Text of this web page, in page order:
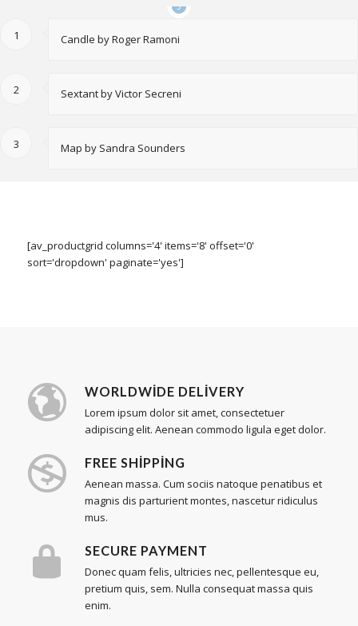
1
2
3
1 Candle by Roger Ramoni
2 Sextant by Victor Secreni
3 Map by Sandra Sounders
[av_productgrid columns='4' items='8' offset='0'
sort='dropdown' paginate='yes']
WORLDWIDE DELIVERY
Lorem ipsum dolor sit amet, consectetuer
adipiscing elit. Aenean commodo ligula eget dolor.
FREE SHIPPING
Aenean massa. Cum sociis natoque penatibus et
magnis dis parturient montes, nascetur ridiculus
mus.
SECURE PAYMENT
Donec quam felis, ultricies nec, pellentesque eu,
pretium quis, sem. Nulla consequat massa quis
enim.